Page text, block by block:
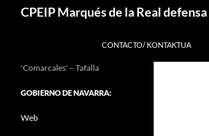
CPEIP Marqués de la Real defensa
CONTACTO/ KONTAKTUA
'Comarcales' – Tafalla
GOBIERNO DE NAVARRA:
Web